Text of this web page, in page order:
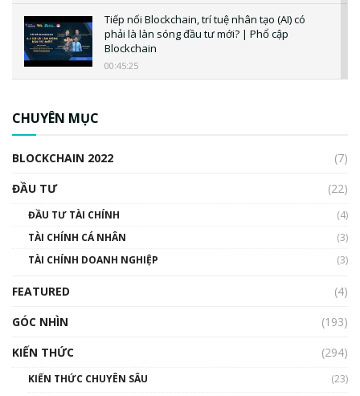
Tiếp nối Blockchain, trí tuệ nhân tạo (AI) có
phải là làn sóng đầu tư mới? | Phổ cập
Blockchain
00:45:25
00:02:14
đến hệ sinh thái tiền mã hoá | Phổ cập
CHUYÊN MỤC
BLOCKCHAIN 2022
(7)
ĐẦU TƯ
(22)
ĐẦU TƯ TÀI CHÍNH
(4)
TÀI CHÍNH CÁ NHÂN
(3)
TÀI CHÍNH DOANH NGHIỆP
(3)
FEATURED
(4)
GÓC NHÌN
(193)
KIẾN THỨC
(294)
KIẾN THỨC CHUYÊN SÂU
(23)